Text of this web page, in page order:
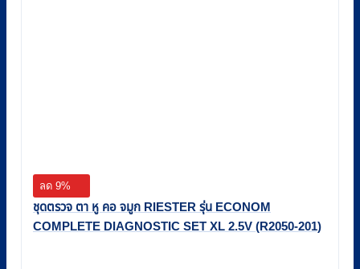
ลด 9%
ชุดตรวจ ตา หู คอ จมูก RIESTER รุ่น ‭ECONOM
COMPLETE DIAGNOSTIC SET XL 2.5V (R2050-201)